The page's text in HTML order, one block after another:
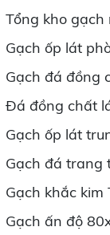
Tổng kho
Gạch ốp lát
Gạch đá đồng
Đá đồng chất
Gạch ốp lát
Gạch đá trang
Gạch khắc
Gạch ấn độ